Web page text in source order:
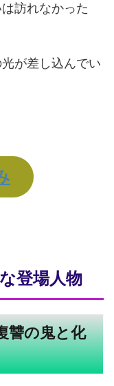
訪れなかった
が差し込んでい
登場人物
の鬼と化